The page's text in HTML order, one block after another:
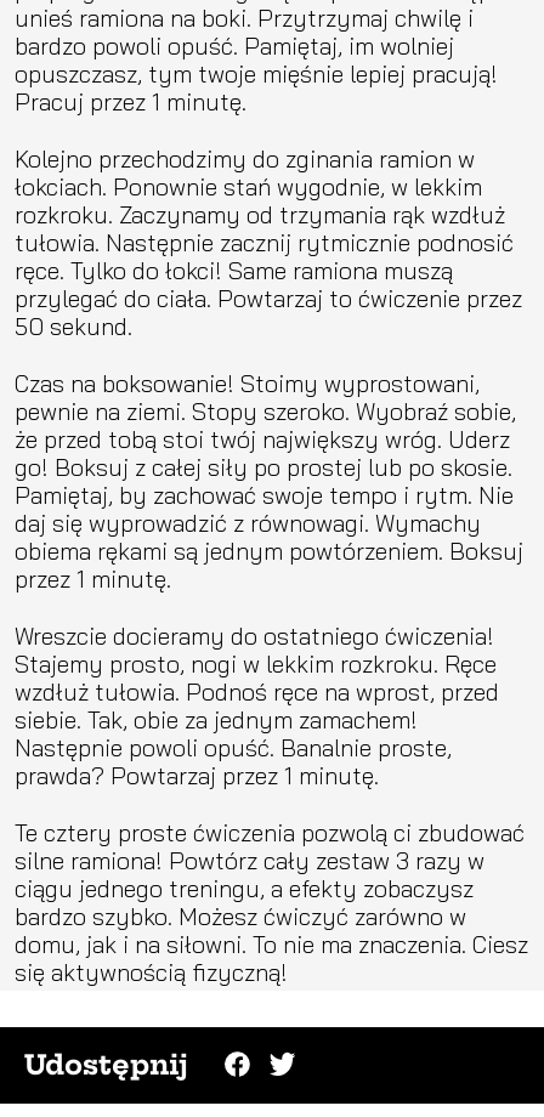
unieś ramiona na boki. Przytrzymaj chwilę i
bardzo powoli opuść. Pamiętaj, im wolniej
opuszczasz, tym twoje mięśnie lepiej pracują!
Pracuj przez 1 minutę.
Kolejno przechodzimy do zginania ramion w
łokciach. Ponownie stań wygodnie, w lekkim
rozkroku. Zaczynamy od trzymania rąk wzdłuż
tułowia. Następnie zacznij rytmicznie podnosić
ręce. Tylko do łokci! Same ramiona muszą
przylegać do ciała. Powtarzaj to ćwiczenie przez
50 sekund.
Czas na boksowanie! Stoimy wyprostowani,
pewnie na ziemi. Stopy szeroko. Wyobraź sobie,
że przed tobą stoi twój największy wróg. Uderz
go! Boksuj z całej siły po prostej lub po skosie.
Pamiętaj, by zachować swoje tempo i rytm. Nie
daj się wyprowadzić z równowagi. Wymachy
obiema rękami są jednym powtórzeniem. Boksuj
przez 1 minutę.
Wreszcie docieramy do ostatniego ćwiczenia!
Stajemy prosto, nogi w lekkim rozkroku. Ręce
wzdłuż tułowia. Podnoś ręce na wprost, przed
siebie. Tak, obie za jednym zamachem!
Następnie powoli opuść. Banalnie proste,
prawda? Powtarzaj przez 1 minutę.
Te cztery proste ćwiczenia pozwolą ci zbudować
silne ramiona! Powtórz cały zestaw 3 razy w
ciągu jednego treningu, a efekty zobaczysz
bardzo szybko. Możesz ćwiczyć zarówno w
domu, jak i na siłowni. To nie ma znaczenia. Ciesz
się aktywnością fizyczną!
Udostępnij